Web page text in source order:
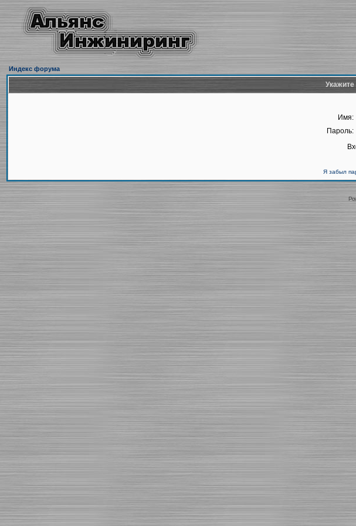
Индекс форума
Имя:
Пароль:
Я забыл